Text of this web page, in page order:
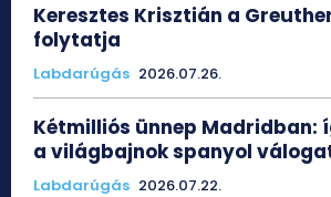
Keresztes Krisztián a
folytatja
Labdarúgás 2026.07.26.
Kétmilliós ünnep Madridban:
a világbajnok spanyol
Labdarúgás 2026.07.22.